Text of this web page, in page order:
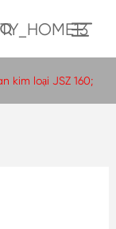
TY_HOME13
kim loại JSZ 160;